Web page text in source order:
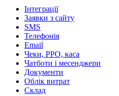
Інтеграції
Заявки з сайту
SMS
Телефонія
Email
Чеки, РРО, каса
Чатботи і месенджери
Документи
Облік витрат
Склад